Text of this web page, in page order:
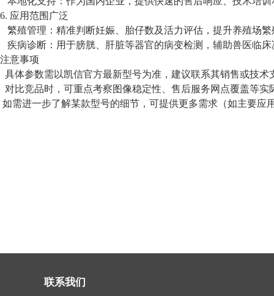
6. 应用范围广泛
繁殖管理：精准判断妊娠、胎仔数及活力评估，提升养殖场繁
疾病诊断：用于膀胱、肝脏等器官的病变检测，辅助兽医临床
注意事项
具体参数需以凯信官方最新型号为准，建议联系其销售或技
对比竞品时，可重点考察图像稳定性、售后服务网点覆盖等实
如需进一步了解某款型号的细节，可提供更多需求（如主要应
联系我们